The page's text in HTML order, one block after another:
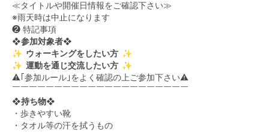
≪タイトルや開催日情報をご確認下さい≫
※雨天時は中止になります
❷ 特記事項
❖参加対象者❖
✨ ウォーキングをしたい方 ✨
✨ 運動を通じ交流したい方 ✨
⚠️｢参加ルール｣をよく確認の上ご参加下さい⚠️
￣￣￣￣￣￣￣￣￣￣￣￣￣￣￣￣￣￣￣￣￣
❖持ち物❖
・歩きやすい靴
・タオル等の汗を拭うもの